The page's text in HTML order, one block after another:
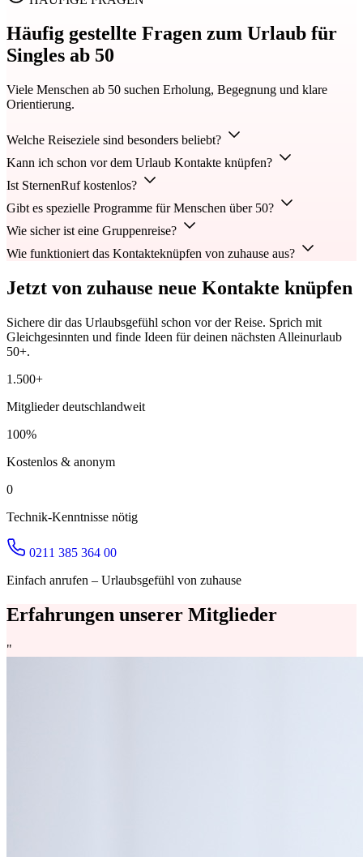
Häufig gestellte Fragen zum Urlaub für
Singles ab 50
Viele Menschen ab 50 suchen Erholung, Begegnung und klare
Orientierung.
Welche Reiseziele sind besonders beliebt?
Kann ich schon vor dem Urlaub Kontakte knüpfen?
Ist SternenRuf kostenlos?
Gibt es spezielle Programme für Menschen über 50?
Wie sicher ist eine Gruppenreise?
Wie funktioniert das Kontakteknüpfen von zuhause aus?
Jetzt von zuhause neue Kontakte knüpfen
Sichere dir das Urlaubsgefühl schon vor der Reise. Sprich mit
Gleichgesinnten und finde Ideen für deinen nächsten Alleinurlaub
50+.
1.500+
Mitglieder deutschlandweit
100%
Kostenlos & anonym
0
Technik-Kenntnisse nötig
0211 385 364 00
Einfach anrufen – Urlaubsgefühl von zuhause
Erfahrungen unserer Mitglieder
"